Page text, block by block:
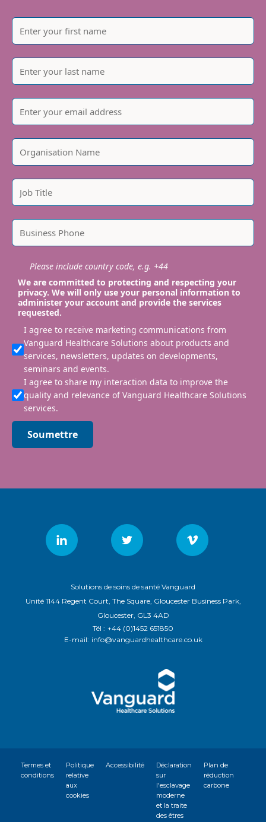
Please include country code, e.g. +44
We are committed to protecting and respecting your
privacy. We will only use your personal information to
administer your account and provide the services
requested.
I agree to receive marketing communications from
Vanguard Healthcare Solutions about products and
services, newsletters, updates on developments,
seminars and events.
I agree to share my interaction data to improve the
quality and relevance of Vanguard Healthcare Solutions
services.
Soumettre
Solutions de soins de santé Vanguard
Unité 1144 Regent Court, The Square, Gloucester Business Park,
Gloucester, GL3 4AD
Tél : +44 (0)1452 651850
E-mail: info@vanguardhealthcare.co.uk
Termes et
conditions
Politique
relative
aux
cookies
Accessibilité
Déclaration
sur
l'esclavage
moderne
et la traite
des êtres
Plan de
réduction
carbone